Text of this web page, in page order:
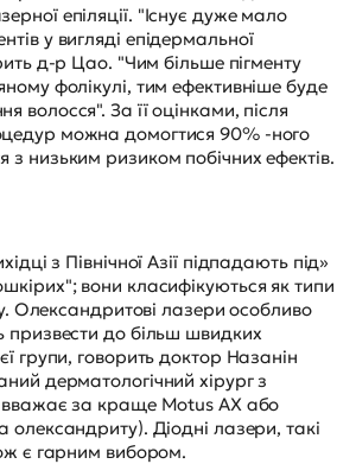
епіляції. "Існує дуже мало
у вигляді епідермальної
д-р Цао. "Чим більше пігменту
фолікулі, тим ефективніше буде
волосся". За її оцінками, після
можна домогтися 90% -ного
з низьким ризиком побічних ефектів.
з Північної Азії підпадають під»
вони класифікуються як типи
Олександритові лазери особливо
призвести до більш швидких
групи, говорить доктор Назанін
дерматологічний хірург з
вважає за краще Motus AX або
олександриту). Діодні лазери, такі
є гарним вибором.